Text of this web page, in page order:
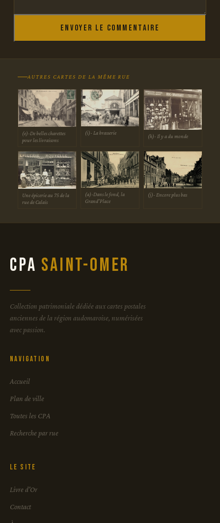
Envoyer le commentaire
AUTRES CARTES DE LA MÊME RUE
(e)-De belles charettes
pour les livraisons
(i)- La brasserie
(h)- Il y a du monde
Une épicerie au 75 de la
rue de Calais
(a)-Dans le fond, la
Grand'Place
(j)- Encore plus bas
CPA Saint-Omer
Collection patrimoniale dédiée aux cartes postales
anciennes de la région audomaroise, numérisées
avec passion.
Navigation
Accueil
Plan de ville
Toutes les CPA
Recherche par rue
Le site
Livre d'Or
Contact